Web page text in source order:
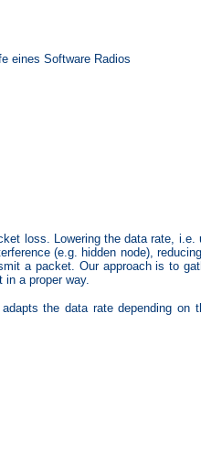
eines Software Radios
loss. Lowering the data rate,
(e.g. hidden node),
a packet. Our approach is to
a proper way.
the data rate depending on